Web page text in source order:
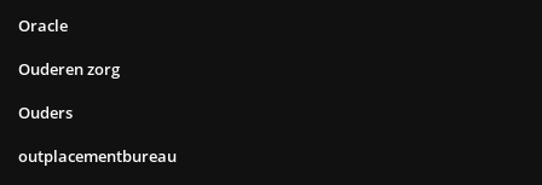
Oracle
Ouderen zorg
Ouders
outplacementbureau